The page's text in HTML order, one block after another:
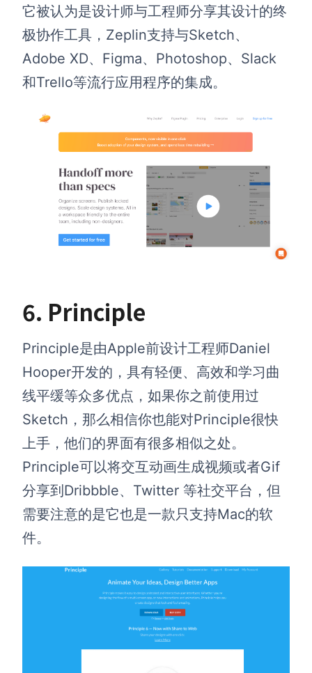
它被认为是设计师与工程师分享其设计的终
极协作工具，Zeplin支持与Sketch、
Adobe XD、Figma、Photoshop、Slack
和Trello等流行应用程序的集成。
6. Principle
Principle是由Apple前设计工程师Daniel
Hooper开发的，具有轻便、高效和学习曲
线平缓等众多优点，如果你之前使用过
Sketch，那么相信你也能对Principle很快
上手，他们的界面有很多相似之处。
Principle可以将交互动画生成视频或者Gif
分享到Dribbble、Twitter 等社交平台，但
需要注意的是它也是一款只支持Mac的软
件。